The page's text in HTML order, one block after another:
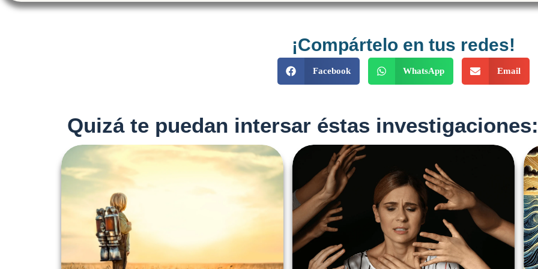
¡Compártelo en tus redes!
Facebook WhatsApp Email
Quizá te puedan intersar éstas investigaciones: